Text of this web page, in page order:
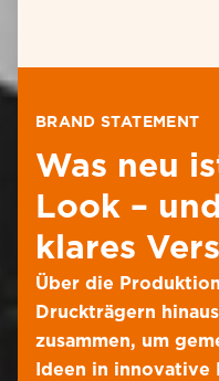
BRAND STATEMENT
Was neu
Look –
klares
Über die
Druckträgern
zusammen, um
Ideen in innovative